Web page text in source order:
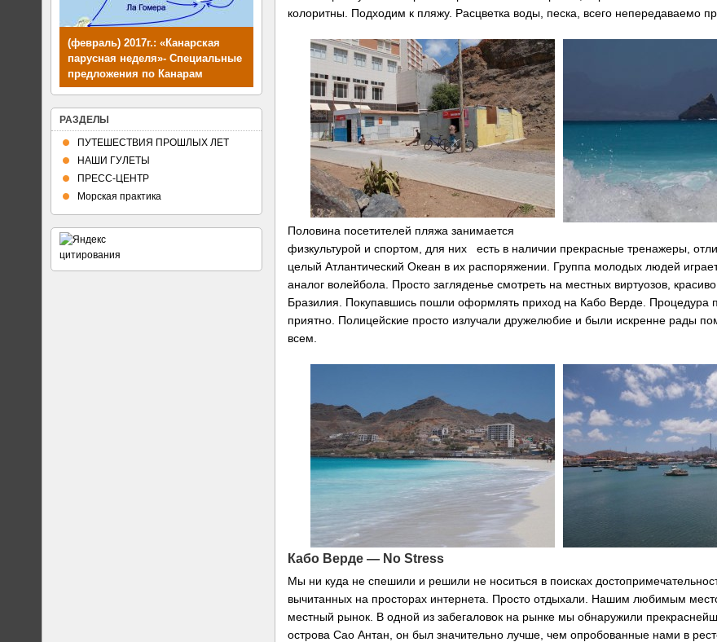
колоритны. Подходим к пляжу. Расцветка воды, песка, всего непередаваемо
Половина посетителей пляжа занимается
физкультурой и спортом, для них есть в наличии прекрасные тренажеры,
целый Атлантический Океан в их распоряжении. Группа молодых людей
аналог волейбола. Просто загляденье смотреть на местных виртуозов,
Бразилия. Покупавшись пошли оформлять приход на Кабо Верде. Процедура
приятно. Полицейские просто излучали дружелюбие и были искренне рады
всем.
Кабо Верде — No Stress
Мы ни куда не спешили и решили не носиться в поисках
вычитанных на просторах интернета. Просто отдыхали. Нашим любимым
местный рынок. В одной из забегаловок на рынке мы обнаружили
острова Сао Антан, он был значительно лучше, чем опробованные нами в
(февраль) 2017г.: «Канарская
парусная неделя»- Специальные
предложения по Канарам
РАЗДЕЛЫ
ПУТЕШЕСТВИЯ ПРОШЛЫХ ЛЕТ
НАШИ ГУЛЕТЫ
ПРЕСС-ЦЕНТР
Морская практика